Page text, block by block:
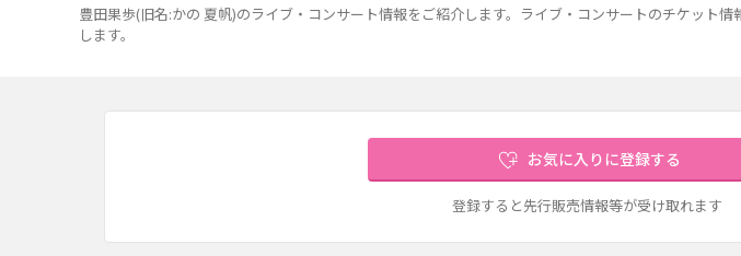
豊田果歩(旧名:かの 夏帆)のライブ・コンサート情報をご紹介します。ライブ・コンサートのチケット
します。
お気に入りに登録する
登録すると先行販売情報等が受け取れます